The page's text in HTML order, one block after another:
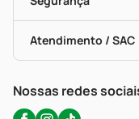
Troca E Devolução
Bulas De A A Z
Políticas De
Testes Rápidos
Autoteste Covid-19
Certificado De
Portal Da Privacidade
Atendimento / SAC
WhatsApp (47)
Nossas redes